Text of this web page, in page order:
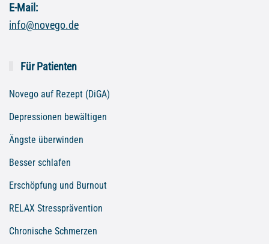
E-Mail:
info@novego.de
Für Patienten
Novego auf Rezept (DiGA)
Depressionen bewältigen
Ängste überwinden
Besser schlafen
Erschöpfung und Burnout
RELAX Stressprävention
Chronische Schmerzen